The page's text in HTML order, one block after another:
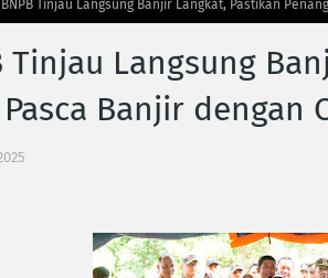
Tinjau Langsung Banjir Langkat, Pastikan
Tinjau Langsung
Banjir dengan